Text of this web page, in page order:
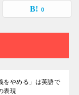
0
をやめる」は英語で
表現